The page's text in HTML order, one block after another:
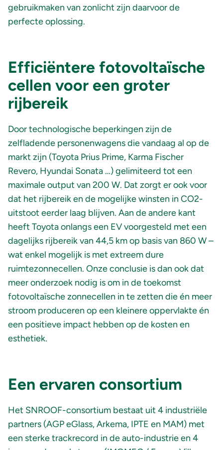
gebruikmaken van zonlicht zijn daarvoor de
perfecte oplossing.
Efficiëntere fotovoltaïsche
cellen voor een groter
rijbereik
Door technologische beperkingen zijn de
zelfladende personenwagens die vandaag al op de
markt zijn (Toyota Prius Prime, Karma Fischer
Revero, Hyundai Sonata …) gelimiteerd tot een
maximale output van 200 W. Dat zorgt er ook voor
dat het rijbereik en de mogelijke winsten in CO2-
uitstoot eerder laag blijven. Aan de andere kant
heeft Toyota onlangs een EV voorgesteld met een
dagelijks rijbereik van 44,5 km op basis van 860 W –
wat enkel mogelijk is met extreem dure
ruimtezonnecellen. Onze conclusie is dan ook dat
meer onderzoek nodig is om in de toekomst
fotovoltaïsche zonnecellen in te zetten die én meer
stroom produceren op een kleinere oppervlakte én
een positieve impact hebben op de kosten en
esthetiek.
Een ervaren consortium
Het SNROOF-consortium bestaat uit 4 industriële
partners (AGP eGlass, Arkema, IPTE en MAM) met
een sterke trackrecord in de auto-industrie en 4